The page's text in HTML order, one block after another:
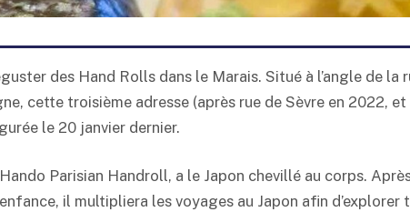
des Hand Rolls dans le Marais. Situé à l’angle de la
cette troisième adresse (après rue de Sèvre en 2022,
le 20 janvier dernier.
Parisian Handroll, a le Japon chevillé au corps.
il multipliera les voyages au Japon afin d’explorer